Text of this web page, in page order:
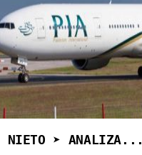
NIETO ➤ ANALIZA...